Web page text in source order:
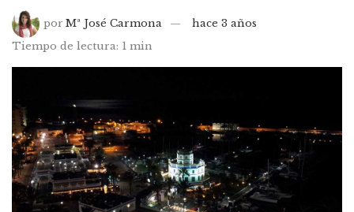
por Mª José Carmona
hace 3 años
Tiempo de lectura: 1 min